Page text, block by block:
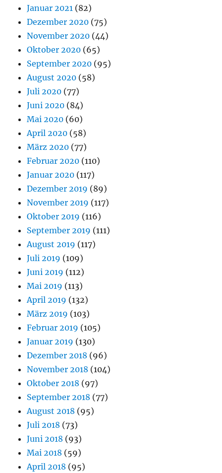
Januar 2021 (82)
Dezember 2020 (75)
November 2020 (44)
Oktober 2020 (65)
September 2020 (95)
August 2020 (58)
Juli 2020 (77)
Juni 2020 (84)
Mai 2020 (60)
April 2020 (58)
März 2020 (77)
Februar 2020 (110)
Januar 2020 (117)
Dezember 2019 (89)
November 2019 (117)
Oktober 2019 (116)
September 2019 (111)
August 2019 (117)
Juli 2019 (109)
Juni 2019 (112)
Mai 2019 (113)
April 2019 (132)
März 2019 (103)
Februar 2019 (105)
Januar 2019 (130)
Dezember 2018 (96)
November 2018 (104)
Oktober 2018 (97)
September 2018 (77)
August 2018 (95)
Juli 2018 (73)
Juni 2018 (93)
Mai 2018 (59)
April 2018 (95)